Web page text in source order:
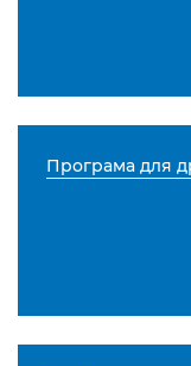
Програма для